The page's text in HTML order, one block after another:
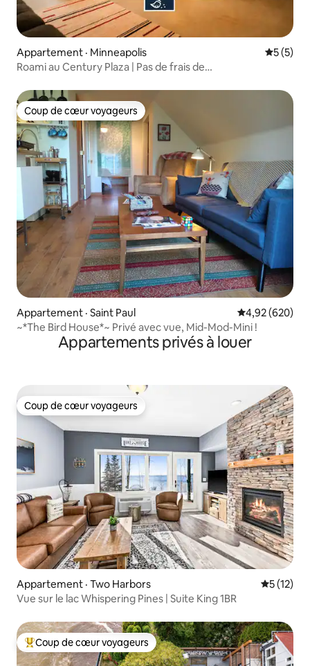
Appartement · Minneapolis Note
5 (5)
Roami au Century Plaza | Pas de frais de
Coup de cœur voyageurs
Coup de cœur voyageurs
Appartement · Saint Paul Note
4,92 (620)
~*The Bird House*~ Privé avec vue, Mid-Mod-Mini !
Appartements privés à louer
Coup de cœur voyageurs
Coup de cœur voyageurs
Appartement · Two Harbors Note
5 (12)
Vue sur le lac Whispering Pines | Suite King 1BR
Coup de cœur voyageurs parmi les plus aimés
Coup de cœur voyageurs